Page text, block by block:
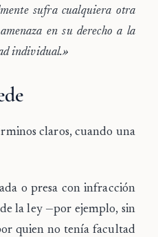
sufra cualquiera otra
en su derecho a la
individual.»
claros, cuando una
o presa con infracción
la ley —por ejemplo, sin
quien no tenía facultad